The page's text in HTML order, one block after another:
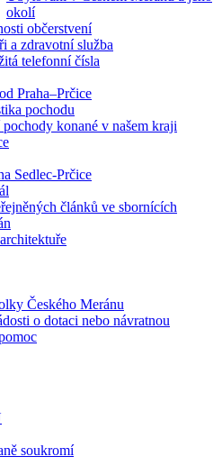
okolí
občerstvení
a zdravotní služba
telefonní čísla
Praha–Prčice
pochodu
konané v našem kraji
Sedlec-Prčice
článků ve sbornících
Českého Meránu
o dotaci nebo návratnou
soukromí